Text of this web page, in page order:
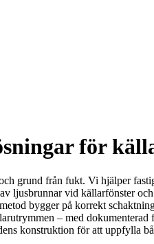
för
grund från fukt. Vi hjälper
ljusbrunnar vid källarfönster
bygger på korrekt
– med
konstruktion för att uppfylla